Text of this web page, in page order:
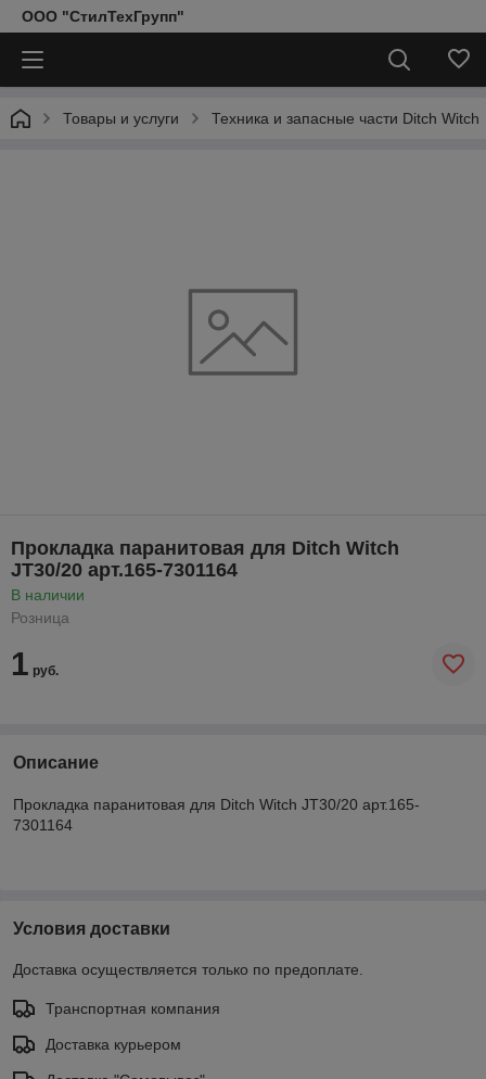
ООО "СтилТехГрупп"
Товары и услуги Техника и запасные части Ditch Witch
Прокладка паранитовая для Ditch Witch
JT30/20 арт.165-7301164
В наличии
Розница
1 руб.
Описание
Прокладка паранитовая для Ditch Witch JT30/20 арт.165-
7301164
Условия доставки
Доставка осуществляется только по предоплате.
Транспортная компания
Доставка курьером